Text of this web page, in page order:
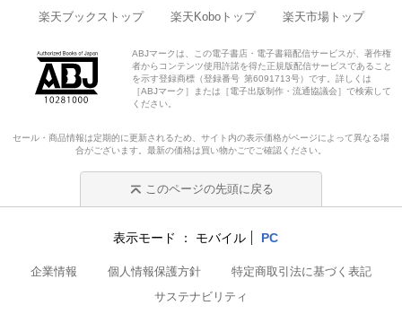
楽天ブックストップ 楽天Koboトップ 楽天市場トップ
ABJマークは、この電子書店・電子書籍配信サービスが、著作権
者からコンテンツ使用許諾を得た正規版配信サービスであること
を示す登録商標（登録番号 第6091713号）です。詳しくは
［ABJマーク］または［電子出版制作・流通協議会］で検索して
ください。
セール・商品情報は定期的に更新されるため、サイト内の表示価格がページによって異なる場
合がございます。最新の価格は買い物かごでご確認ください。
このページの先頭に戻る
表示モード モバイル PC
企業情報 個人情報保護方針
特定商取引法に基づく表記
サステナビリティ